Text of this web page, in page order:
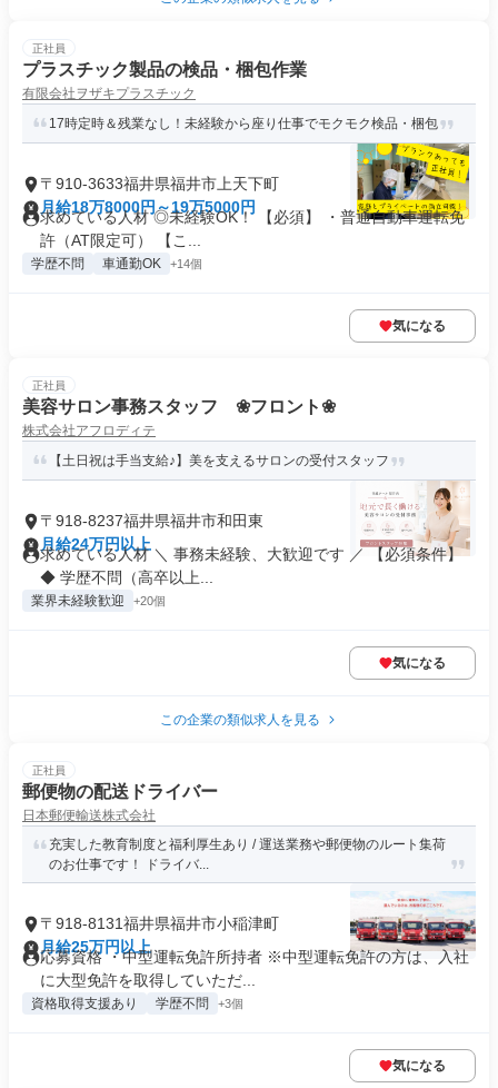
正社員
プラスチック製品の検品・梱包作業
有限会社ヲザキプラスチック
17時定時＆残業なし！未経験から座り仕事でモクモク検品・梱包
〒910-3633福井県福井市上天下町
月給18万8000円～19万5000円
求めている人材 ◎未経験OK！ 【必須】 ・普通自動車運転免
許（AT限定可） 【こ...
学歴不問 車通勤OK +14個
気になる
正社員
美容サロン事務スタッフ ❀フロント❀
株式会社アフロディテ
【土日祝は手当支給♪】美を支えるサロンの受付スタッフ
〒918-8237福井県福井市和田東
月給24万円以上
求めている人材 ＼ 事務未経験、大歓迎です ／ 【必須条件】
◆ 学歴不問（高卒以上...
業界未経験歓迎 +20個
気になる
この企業の類似求人を見る
正社員
郵便物の配送ドライバー
日本郵便輸送株式会社
充実した教育制度と福利厚生あり / 運送業務や郵便物のルート集荷
のお仕事です！ ドライバ...
〒918-8131福井県福井市小稲津町
月給25万円以上
応募資格 ・中型運転免許所持者 ※中型運転免許の方は、入社
に大型免許を取得していただ...
資格取得支援あり 学歴不問 +3個
気になる